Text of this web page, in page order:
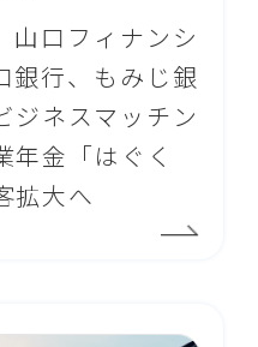
山口フィナンシ
銀行、もみじ銀
ジネスマッチン
年金「はぐく
拡大へ